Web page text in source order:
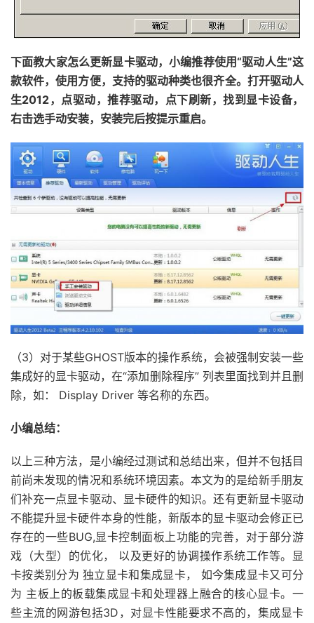
下面教大家怎么更新显卡驱动，小编推荐使用“驱动人生”这
款软件，使用方便，支持的驱动种类也很齐全。打开驱动人
生2012，点驱动，推荐驱动，点下刷新，找到显卡设备，
右击选手动安装，安装完后按提示重启。
（3）对于某些GHOST版本的操作系统，会被强制安装一些
集成好的显卡驱动，在“添加删除程序” 列表里面找到并且删
除，如： Display Driver 等名称的东西。
小编总结：
以上三种方法，是小编经过测试和总结出来，但并不包括目
前尚未发现的情况和系统环境因素。本文为的是给新手朋友
们补充一点显卡驱动、显卡硬件的知识。还有更新显卡驱动
不能提升显卡硬件本身的性能，新版本的显卡驱动会修正已
存在的一些BUG,显卡控制面板上功能的完善，对于部分游
戏（大型）的优化， 以及更好的协调操作系统工作等。显
卡按类别分为 独立显卡和集成显卡， 如今集成显卡又可分
为 主板上的板载集成显卡和处理器上融合的核心显卡。一
些主流的网游包括3D，对显卡性能要求不高的，集成显卡